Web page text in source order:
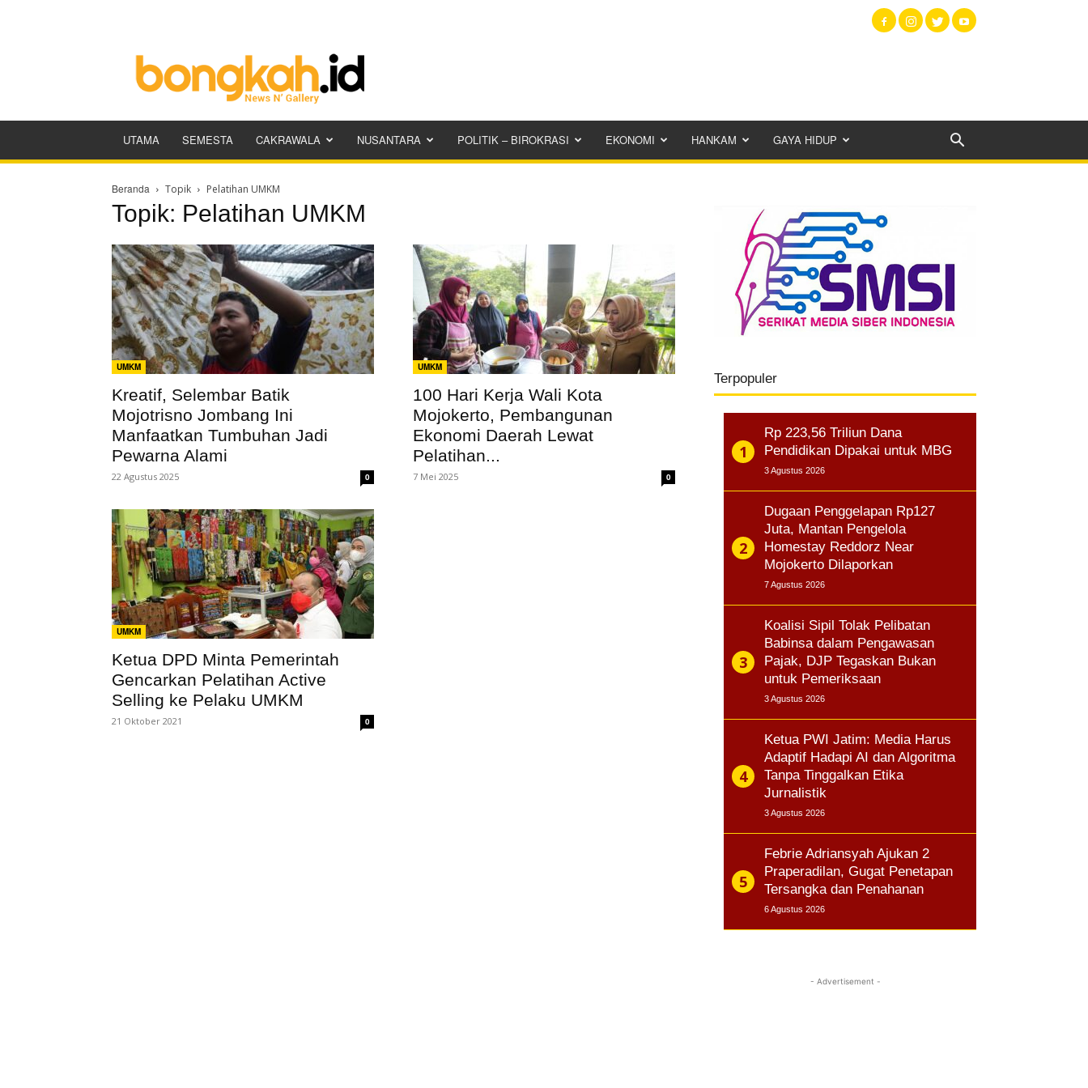
UTAMA SEMESTA CAKRAWALA NUSANTARA POLITIK – BIROKRASI EKONOMI HANKAM GAYA HIDUP
Beranda Topik Pelatihan UMKM
Topik: Pelatihan UMKM
UMKM
Kreatif, Selembar Batik
Mojotrisno Jombang Ini
Manfaatkan Tumbuhan Jadi
Pewarna Alami
22 Agustus 2025 0
UMKM
100 Hari Kerja Wali Kota
Mojokerto, Pembangunan
Ekonomi Daerah Lewat
Pelatihan...
7 Mei 2025 0
UMKM
Ketua DPD Minta Pemerintah
Gencarkan Pelatihan Active
Selling ke Pelaku UMKM
21 Oktober 2021 0
Terpopuler
Rp 223,56 Triliun Dana
Pendidikan Dipakai untuk MBG
3 Agustus 2026
Dugaan Penggelapan Rp127
Juta, Mantan Pengelola
Homestay Reddorz Near
Mojokerto Dilaporkan
7 Agustus 2026
Koalisi Sipil Tolak Pelibatan
Babinsa dalam Pengawasan
Pajak, DJP Tegaskan Bukan
untuk Pemeriksaan
3 Agustus 2026
Ketua PWI Jatim: Media Harus
Adaptif Hadapi AI dan Algoritma
Tanpa Tinggalkan Etika
Jurnalistik
3 Agustus 2026
Febrie Adriansyah Ajukan 2
Praperadilan, Gugat Penetapan
Tersangka dan Penahanan
6 Agustus 2026
- Advertisement -